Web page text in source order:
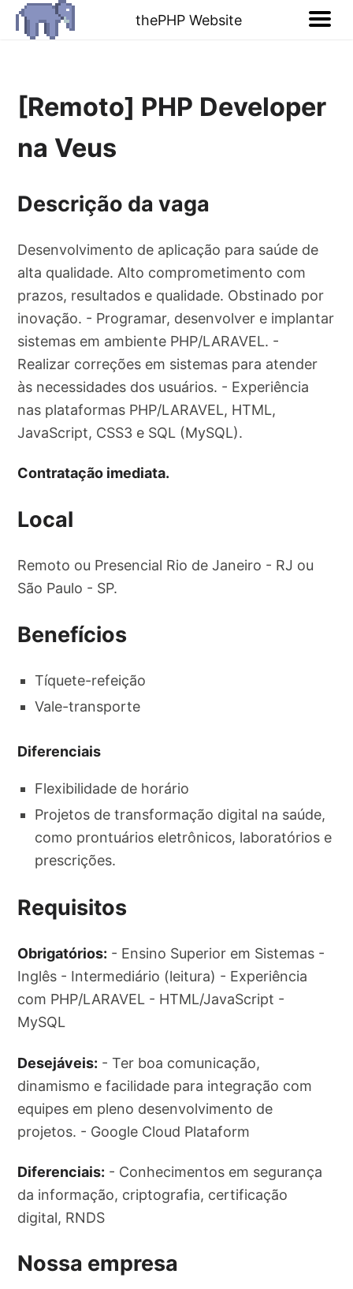
thePHP Website
[Remoto] PHP Developer
na Veus
Descrição da vaga
Desenvolvimento de aplicação para saúde de
alta qualidade. Alto comprometimento com
prazos, resultados e qualidade. Obstinado por
inovação. - Programar, desenvolver e implantar
sistemas em ambiente PHP/LARAVEL. -
Realizar correções em sistemas para atender
às necessidades dos usuários. - Experiência
nas plataformas PHP/LARAVEL, HTML,
JavaScript, CSS3 e SQL (MySQL).
Contratação imediata.
Local
Remoto ou Presencial Rio de Janeiro - RJ ou
São Paulo - SP.
Benefícios
Tíquete-refeição
Vale-transporte
Diferenciais
Flexibilidade de horário
Projetos de transformação digital na saúde,
como prontuários eletrônicos, laboratórios e
prescrições.
Requisitos
Obrigatórios: - Ensino Superior em Sistemas -
Inglês - Intermediário (leitura) - Experiência
com PHP/LARAVEL - HTML/JavaScript -
MySQL
Desejáveis: - Ter boa comunicação,
dinamismo e facilidade para integração com
equipes em pleno desenvolvimento de
projetos. - Google Cloud Plataform
Diferenciais: - Conhecimentos em segurança
da informação, criptografia, certificação
digital, RNDS
Nossa empresa